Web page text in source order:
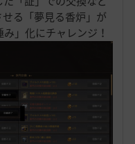
る「夢見る香炉」が
」化にチャレンジ！